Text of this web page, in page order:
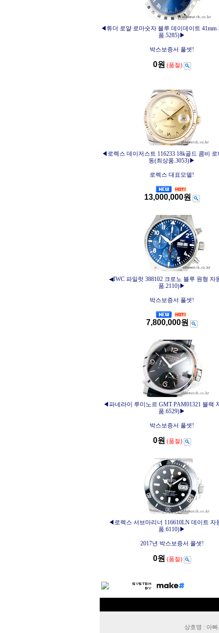
◀튜더 로얄 로마숫자 블루 데이데이트 41mm
품.5285)▶
박스보증서 풀셋!
0원 (품절)
◀로렉스 데이저스트 116233 18k골드 콤비
동(최상품.3053)▶
로렉스 대표모델!
13,000,000원
◀IWC 파일럿 388102 크로노 블루 원형 자
품.2110)▶
박스보증서 풀셋!
7,800,000원
◀파네라이 루미노르 GMT PAM01321 블랙
품.6529)▶
박스보증서 풀셋!
0원 (품절)
◀로렉스 서브마리너 116610LN 데이트 자
품.6110)▶
2017년 박스보증서 풀셋!
0원 (품절)
상호명 : 아